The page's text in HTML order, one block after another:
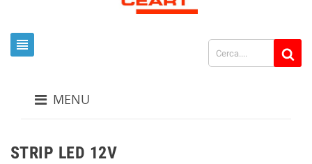
view_headline
MENU
STRIP LED 12V